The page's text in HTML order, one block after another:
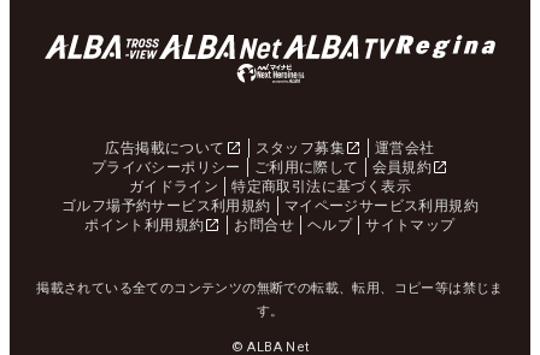
広告掲載について スタッフ募集
運営会社
プライバシーポリシー
ご利用に際して
会員規約
ガイドライン
特定商取引法に基づく表示
ゴルフ場予約サービス利用規約
マイページサービス利用規約
ポイント利用規約
お問合せ ヘルプ サイトマップ
掲載されている全てのコンテンツの無断での転載、転用、コピー等は禁じま
す。
© ALBA Net